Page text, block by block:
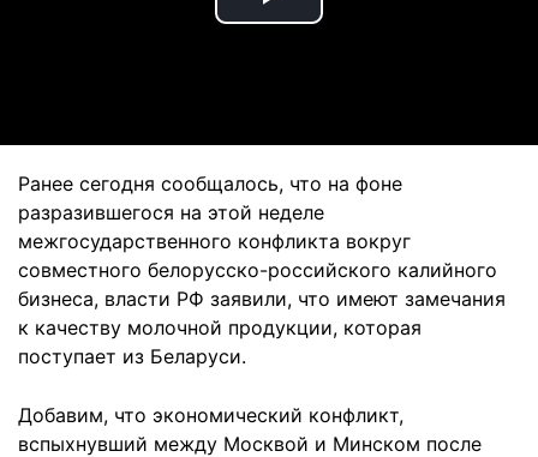
Play
Ранее сегодня сообщалось, что на фоне
разразившегося на этой неделе
межгосударственного конфликта вокруг
совместного белорусско-российского калийного
бизнеса, власти РФ заявили, что имеют замечания
к качеству молочной продукции, которая
поступает из Беларуси.
Добавим, что экономический конфликт,
вспыхнувший между Москвой и Минском после